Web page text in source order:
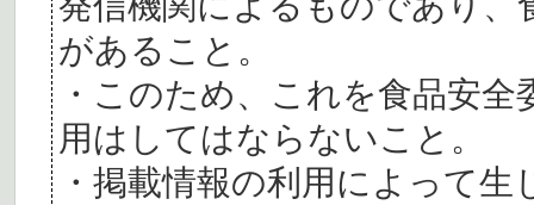
があること。
・このため、これを食品安
用はしてはならないこと。
・掲載情報の利用によって